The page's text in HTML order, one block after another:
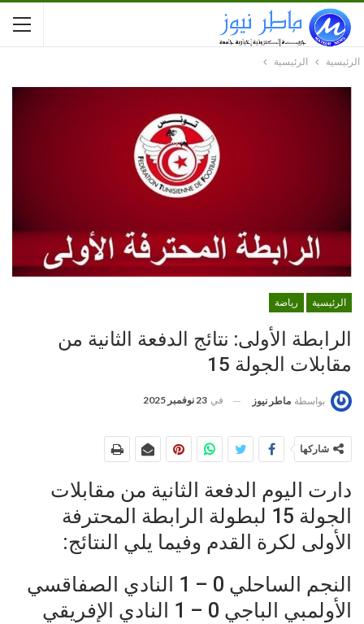
الرئيسية الرئيسية
الرئيسية رياضة
الرابطة الأولى: نتائج الدفعة الثانية من
مقابلات الجولة 15
بواسطة ماطر نيوز في 23 نوفمبر 2025
شاركها
دارت اليوم الدفعة الثانية من مقابلات
الجولة 15 لبطولة الرابطة المحترفة
الأولى لكرة القدم وفيما يلي النتائج:
النجم الساحلي 0 – 1 النادي الصفاقسي
الأولمبي الباجي 0 – 1 النادي الإفريقي